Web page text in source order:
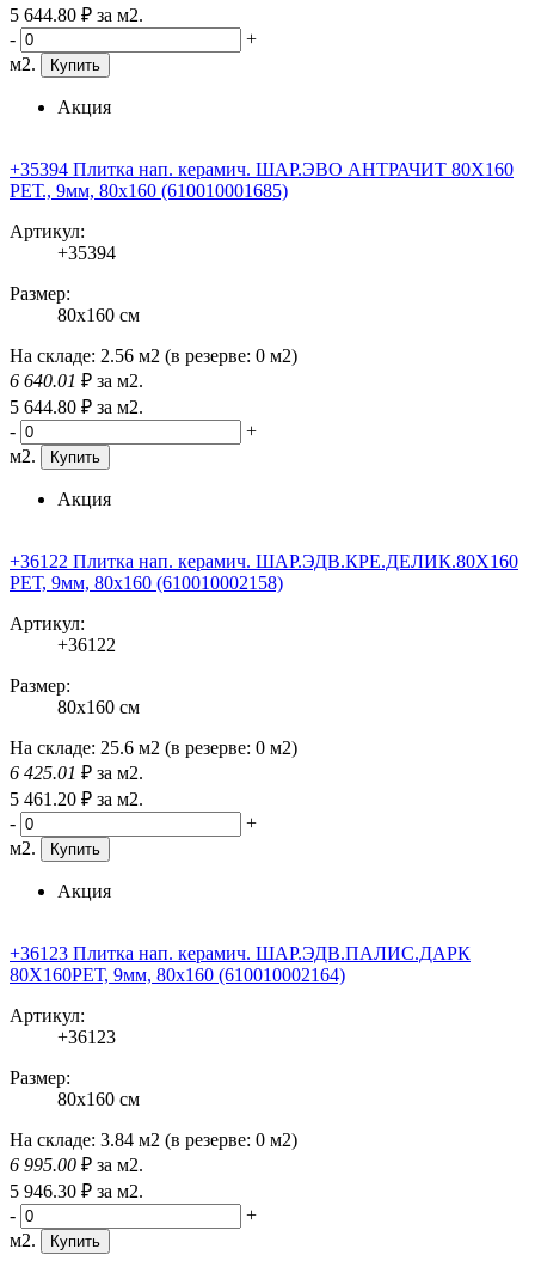
5 644.80 ₽ за м2.
-
+
м2.
Купить
Акция
+35394 Плитка нап. керамич. ШАР.ЭВО АНТРАЧИТ 80X160
РЕТ., 9мм, 80x160 (610010001685)
Артикул:
+35394
Размер:
80x160 см
На складе: 2.56 м2 (в резерве: 0 м2)
6 640.01 ₽ за м2.
5 644.80 ₽ за м2.
-
+
м2.
Купить
Акция
+36122 Плитка нап. керамич. ШАР.ЭДВ.КРЕ.ДЕЛИК.80X160
РЕТ, 9мм, 80x160 (610010002158)
Артикул:
+36122
Размер:
80x160 см
На складе: 25.6 м2 (в резерве: 0 м2)
6 425.01 ₽ за м2.
5 461 .20 ₽ за м2.
-
+
м2.
Купить
Акция
+36123 Плитка нап. керамич. ШАР.ЭДВ.ПАЛИС.ДАРК
80X160РЕТ, 9мм, 80x160 (610010002164)
Артикул:
+36123
Размер:
80x160 см
На складе: 3.84 м2 (в резерве: 0 м2)
6 995.00 ₽ за м2.
5 946.30 ₽ за м2.
-
+
м2.
Купить